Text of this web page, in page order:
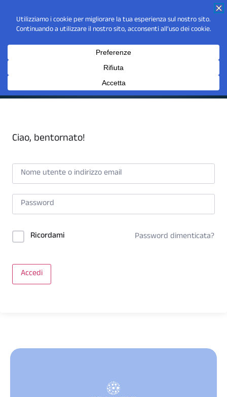
Ciao, bentornato!
Ricordami Password dimenticata?
Accedi